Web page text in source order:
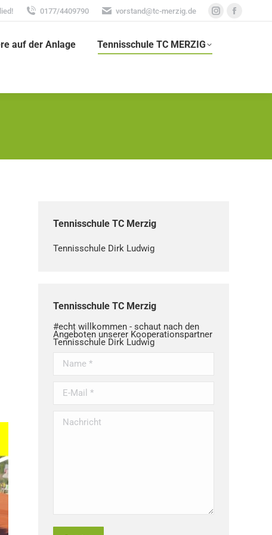
0177/4409790 vorstand@tc-merzig.de
Instagram
windowwindow
auf der Anlage Tennisschule TC MERZIG
Tennisschule TC Merzig
Tennisschule Dirk Ludwig
Tennisschule TC Merzig
#echt willkommen - schaut nach den
Angeboten unserer Kooperationspartner
Tennisschule Dirk Ludwig
Name *
E-Mail *
Nachricht